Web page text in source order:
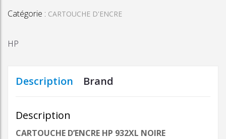
932XL
Catégorie : CARTOUCHE D'ENCRE
HP
Description Brand
Description
CARTOUCHE D’ENCRE HP 932XL NOIRE